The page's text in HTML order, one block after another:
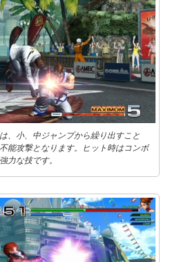
、小、中ジャンプから繰り出すこと
能攻撃となります。ヒット時はコンボ
力な技です。